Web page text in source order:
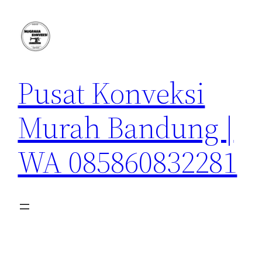
konten
Pusat Konveksi
Murah Bandung |
WA 085860832281